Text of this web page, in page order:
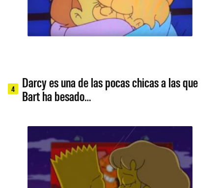
4
Darcy es una de las pocas chicas a las que
Bart ha besado…